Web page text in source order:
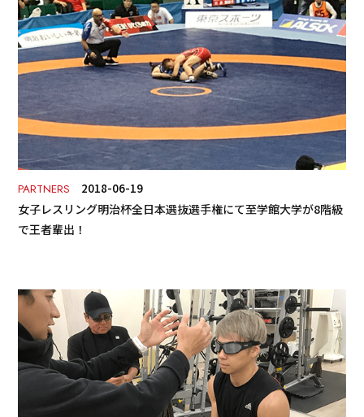
PARTNERS
2018-06-19
女子レスリング明治杯全日本選抜選手権にて至学館大学が8階級
で王者輩出！